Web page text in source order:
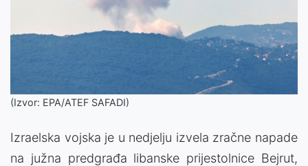
(Izvor: EPA/ATEF SAFADI)
Izraelska vojska je u nedjelju izvela zračne napade
na južna predgrađa libanske prijestolnice Bejrut,